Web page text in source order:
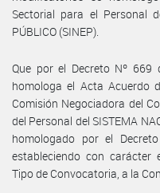
Sectorial para el Personal
PÚBLICO (SINEP).
Que por el Decreto Nº
homologa el Acta Acuerdo
Comisión Negociadora del
del Personal del SISTEMA
homologado por el
estableciendo con carácter
Tipo de Convocatoria, a la